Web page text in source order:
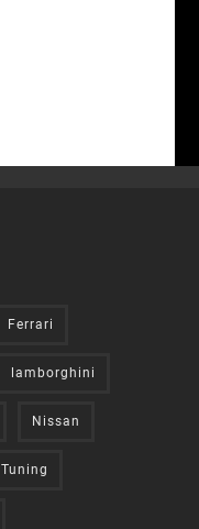
Ferrari
lamborghini
Nissan
Tuning